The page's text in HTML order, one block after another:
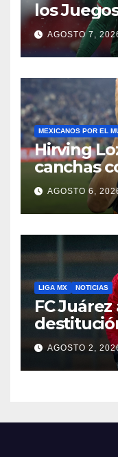
los
Ángeles
AGOSTO 7,
MEXICANOS POR EL
Hirving
canchas
AGOSTO 6,
LIGA MX NOTICIAS
FC
Caixinha
AGOSTO 2,